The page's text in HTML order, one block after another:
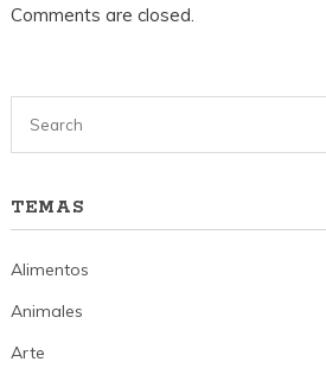
Comments are closed.
TEMAS
Alimentos
Animales
Arte